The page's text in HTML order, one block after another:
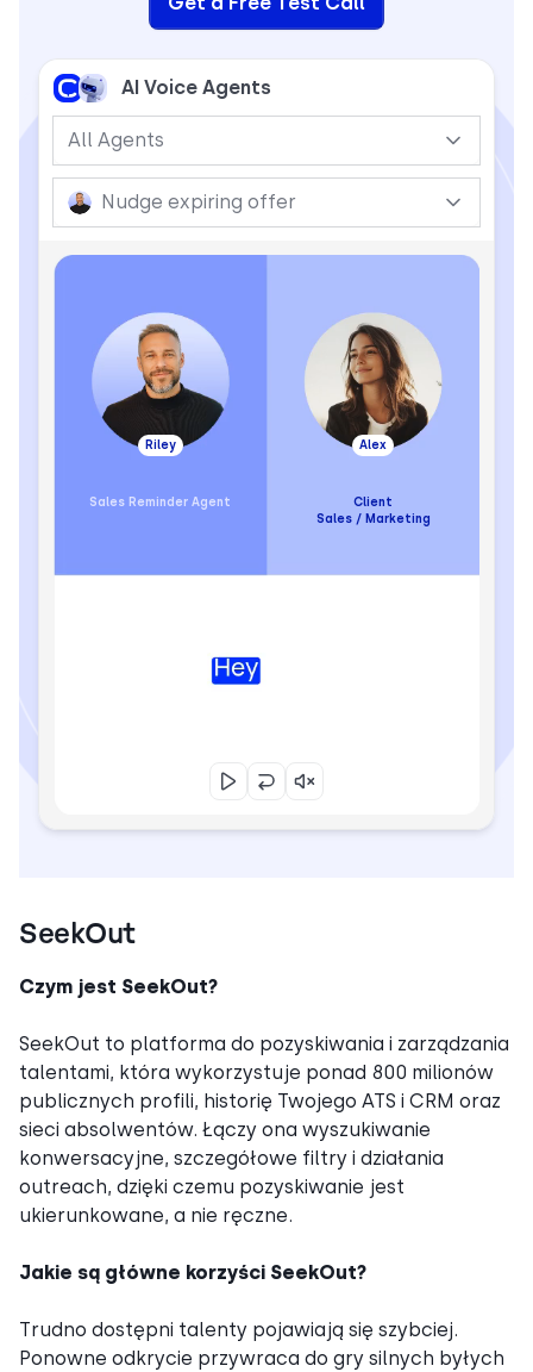
AI Voice Agents
All Agents
Nudge expiring offer
Riley
Sales Reminder Agent
Alex
Client
Sales / Marketing
SeekOut
Czym jest SeekOut?
SeekOut to platforma do pozyskiwania i zarządzania
talentami, która wykorzystuje ponad 800 milionów
publicznych profili, historię Twojego ATS i CRM oraz
sieci absolwentów. Łączy ona wyszukiwanie
konwersacyjne, szczegółowe filtry i działania
outreach, dzięki czemu pozyskiwanie jest
ukierunkowane, a nie ręczne.
Jakie są główne korzyści SeekOut?
Trudno dostępni talenty pojawiają się szybciej.
Ponowne odkrycie przywraca do gry silnych byłych